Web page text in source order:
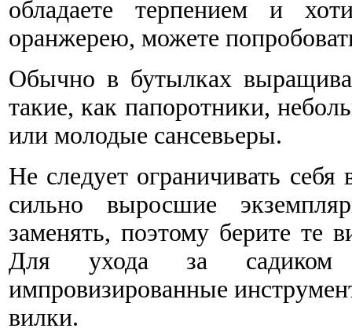
обладаете терпением и
оранжерею, можете
Обычно в бутылках
такие, как папоротники,
или молодые сансевьеры.
Не следует ограничивать
сильно выросшие
заменять, поэтому берите те
Для ухода за садиком
импровизированные
вилки.